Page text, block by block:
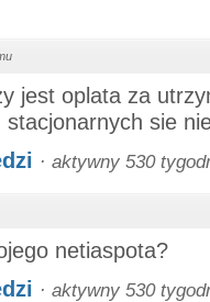
jest oplata za
sie
· aktywny 530
netiaspota?
· aktywny 530